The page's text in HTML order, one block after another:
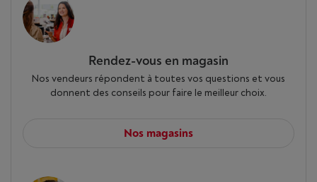
Rendez-vous en magasin
Nos vendeurs répondent à toutes vos questions et vous
donnent des conseils pour faire le meilleur choix.
Nos magasins